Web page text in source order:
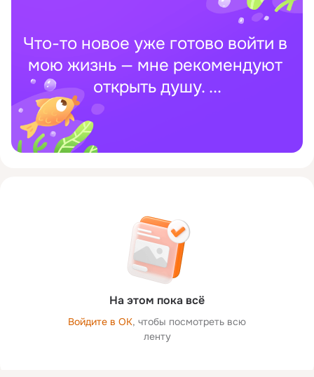
Что-то новое уже готово войти в
мою жизнь — мне рекомендуют
открыть душу. ...
На этом пока всё
Войдите в ОК, чтобы посмотреть всю
ленту